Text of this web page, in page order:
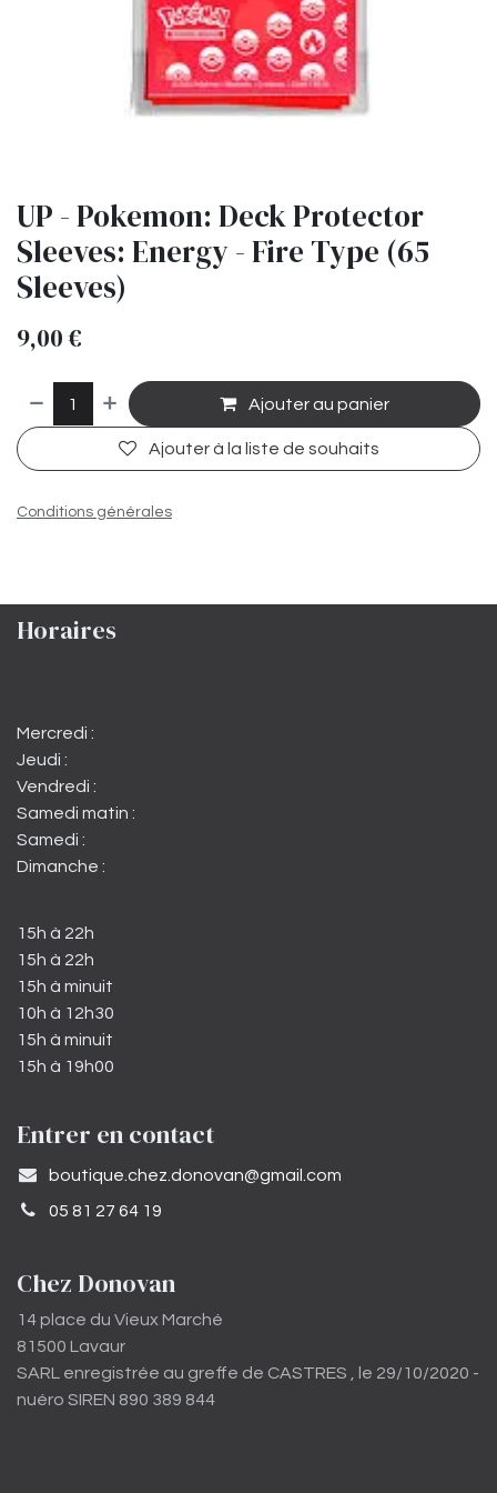
UP - Pokemon: Deck Protector
Sleeves: Energy - Fire Type (65
Sleeves)
9,00 €
Ajouter au panier
Ajouter à la liste de souhaits
Conditions générales
Horaires
Mercredi :
Jeudi :
Vendredi :
Samedi matin :
Samedi :
Dimanche :
15h à 22h
15h à 22h
15h à minuit
10h à 12h30
15h à minuit
15h à 19h00
Entrer en contact
​boutique.chez.donovan@gmail.com​
05 81 27 64 19
Chez Donovan
14 place du Vieux Marché
81500 Lavaur
SARL enregistrée au greffe de CASTRES , le 29/10/2020 -
nuéro SIREN 890 389 844